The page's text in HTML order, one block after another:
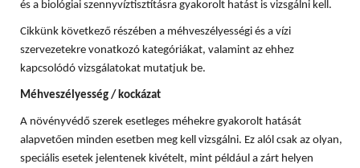
és a biológiai szennyvíztisztításra gyakorolt hatást is vizsgálni kell.
Cikkünk következő részében a méhveszélyességi és a vízi
szervezetekre vonatkozó kategóriákat, valamint az ehhez
kapcsolódó vizsgálatokat mutatjuk be.
Méhveszélyesség / kockázat
A növényvédő szerek esetleges méhekre gyakorolt hatását
alapvetően minden esetben meg kell vizsgálni. Ez alól csak az olyan,
speciális esetek jelentenek kivételt, mint például a zárt helyen